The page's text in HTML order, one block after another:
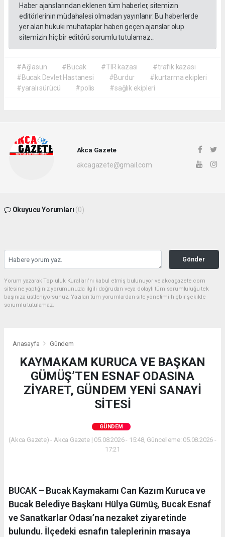
Haber ajanslarından eklenen tüm haberler, sitemizin
editörlerinin müdahalesi olmadan yayınlanır. Bu haberlerde
yer alan hukuki muhataplar haberi geçen ajanslar olup
sitemizin hiç bir editörü sorumlu tutulamaz...
#Ağlasun #Bucak #TIR kazası
#trafik kazası
#Bucak Devlet Hastanesi
#Burdur
#kurtarma ekipleri
#yaralı sürücü
#polis #sağlık ekipleri
Akca Gazete
akcagazete@gmail.com
Okuyucu Yorumları (0)
Gönder
Yorum yazarak Topluluk Kuralları’nı kabul etmiş bulunuyor ve akcagazete.com
sitesine yaptığınız yorumunuzla ilgili doğrudan veya dolaylı tüm sorumluluğu tek
başınıza üstleniyorsunuz. Yazılan tüm yorumlardan site yönetimi hiçbir şekilde
sorumlu tutulamaz.
Anasayfa Gündem
KAYMAKAM KURUCA VE BAŞKAN
GÜMÜŞ’TEN ESNAF ODASINA
ZİYARET, GÜNDEM YENİ SANAYİ
SİTESİ
GÜNDEM
(Akca Gazete) - Akca Gazete | 05.08.2026 - 15:48, Güncelleme: 05.08.2026 -
17:21
BUCAK – Bucak Kaymakamı Can Kazım Kuruca ve
Bucak Belediye Başkanı Hülya Gümüş, Bucak Esnaf
ve Sanatkarlar Odası’na nezaket ziyaretinde
bulundu. İlçedeki esnafın taleplerinin masaya